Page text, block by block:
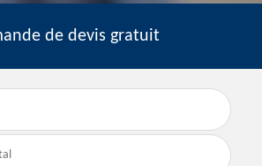
de devis gratuit